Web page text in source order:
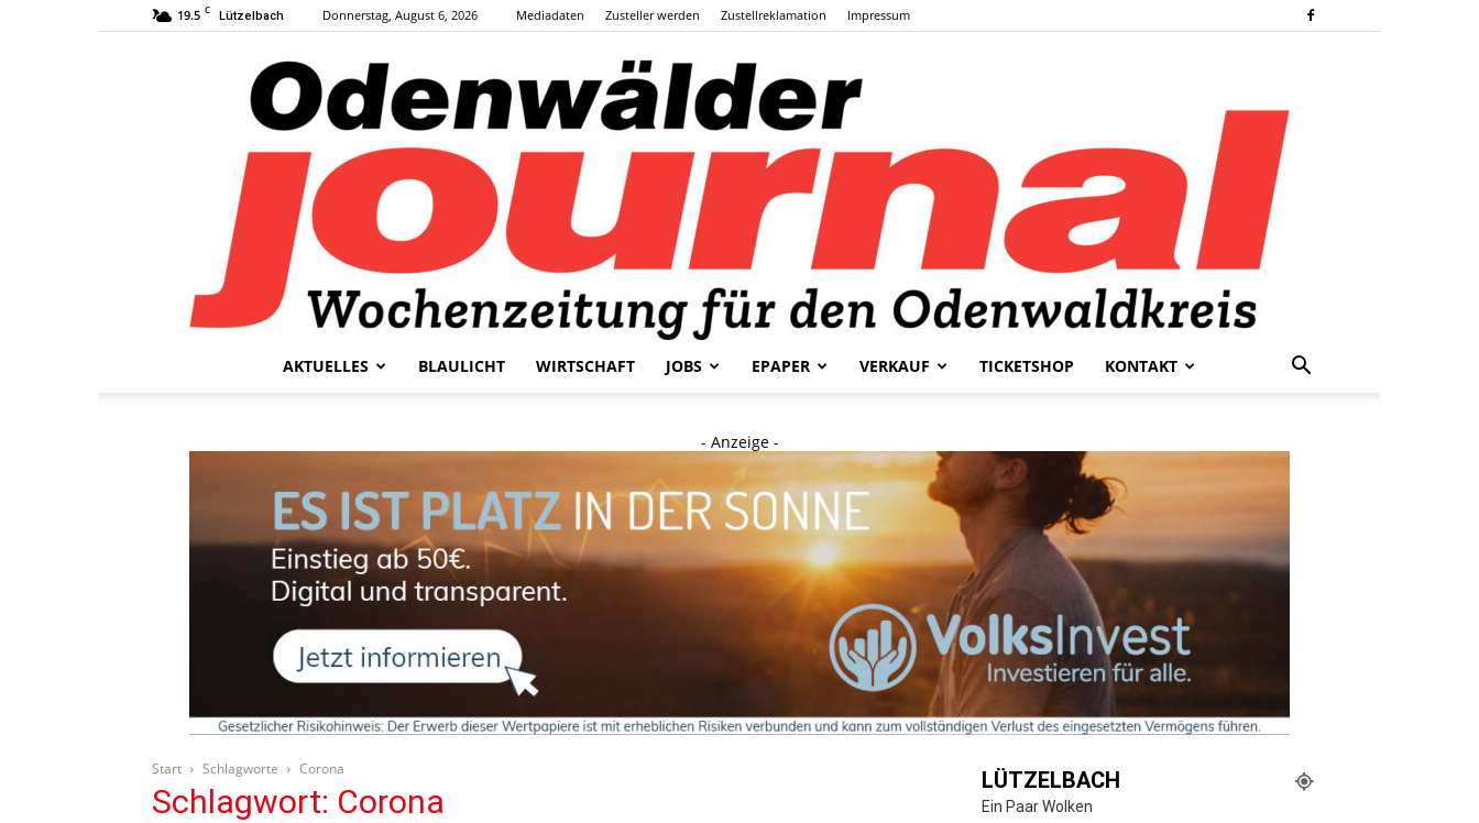
19.5 C Lützelbach Donnerstag, August 6, 2026 Mediadaten Zusteller werden Zustellreklamation Impressum
AKTUELLES BLAULICHT WIRTSCHAFT JOBS EPAPER VERKAUF TICKETSHOP KONTAKT
- Anzeige -
Start Schlagworte Corona
Schlagwort: Corona
LÜTZELBACH
Ein Paar Wolken